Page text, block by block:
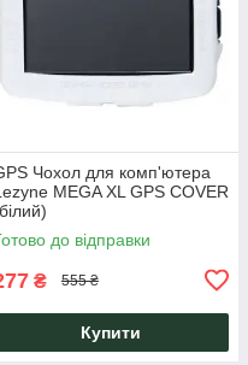
Чохол для комп'ютера
MEGA XL GPS COVER
до відправки
₴ 555 ₴
Купити